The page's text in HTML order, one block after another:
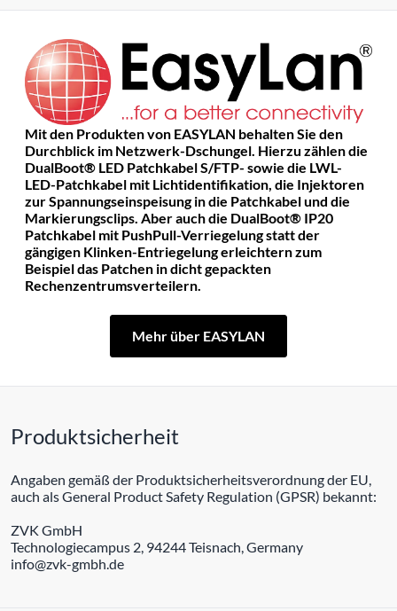
Mit den Produkten von EASYLAN behalten Sie den
Durchblick im Netzwerk-Dschungel. Hierzu zählen die
DualBoot® LED Patchkabel S/FTP- sowie die LWL-
LED-Patchkabel mit Lichtidentifikation, die Injektoren
zur Spannungseinspeisung in die Patchkabel und die
Markierungsclips. Aber auch die DualBoot® IP20
Patchkabel mit PushPull-Verriegelung statt der
gängigen Klinken-Entriegelung erleichtern zum
Beispiel das Patchen in dicht gepackten
Rechenzentrumsverteilern.
Mehr über EASYLAN
Produktsicherheit
Angaben gemäß der Produktsicherheitsverordnung der EU,
auch als General Product Safety Regulation (GPSR) bekannt:
ZVK GmbH
Technologiecampus 2, 94244 Teisnach, Germany
info@zvk-gmbh.de